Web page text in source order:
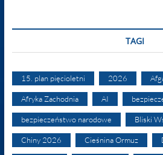
TAGI
15. plan pięcioletni 2026
Afryka Zachodnia AI
bezpieczeństwo narodowe Bliski
Chiny 2026 Cieśnina Ormuz